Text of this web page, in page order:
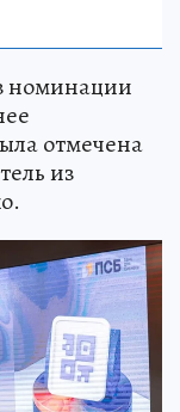
номинации
отмечена
из